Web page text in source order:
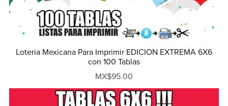
Loteria Mexicana Para Imprimir EDICION EXTREMA 6X6
con 100 Tablas
MX$95.00